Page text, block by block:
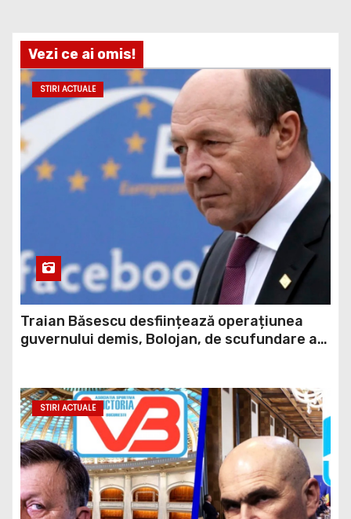
Vezi ce ai omis!
STIRI ACTUALE
Traian Băsescu desființează operațiunea
guvernului demis, Bolojan, de scufundare a
STIRI ACTUALE